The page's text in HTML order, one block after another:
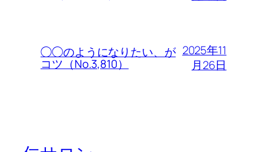
◯◯のようになりたい、が
コツ（No.3,810）
2025年11
月26日